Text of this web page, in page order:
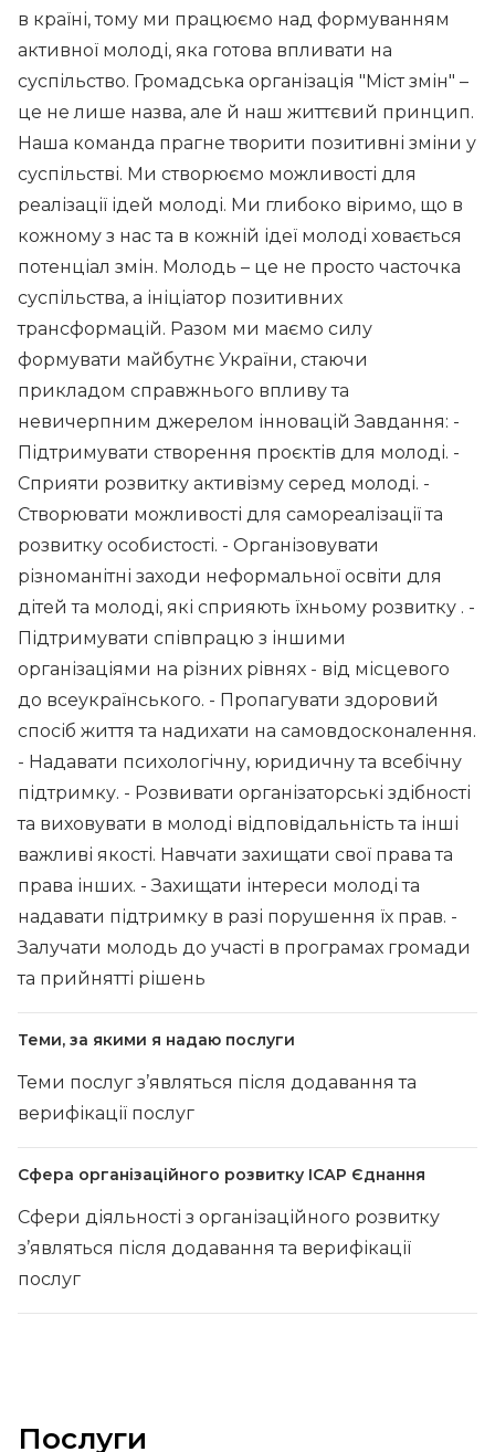
в країні, тому ми працюємо над формуванням
активної молоді, яка готова впливати на
суспільство. Громадська організація "Міст змін" –
це не лише назва, але й наш життєвий принцип.
Наша команда прагне творити позитивні зміни у
суспільстві. Ми створюємо можливості для
реалізації ідей молоді. Ми глибоко віримо, що в
кожному з нас та в кожній ідеї молоді ховається
потенціал змін. Молодь – це не просто часточка
суспільства, а ініціатор позитивних
трансформацій. Разом ми маємо силу
формувати майбутнє України, стаючи
прикладом справжнього впливу та
невичерпним джерелом інновацій Завдання: -
Підтримувати створення проєктів для молоді. -
Сприяти розвитку активізму серед молоді. -
Створювати можливості для самореалізації та
розвитку особистості. - Організовувати
різноманітні заходи неформальної освіти для
дітей та молоді, які сприяють їхньому розвитку . -
Підтримувати співпрацю з іншими
організаціями на різних рівнях - від місцевого
до всеукраїнського. - Пропагувати здоровий
спосіб життя та надихати на самовдосконалення.
- Надавати психологічну, юридичну та всебічну
підтримку. - Розвивати організаторські здібності
та виховувати в молоді відповідальність та інші
важливі якості. Навчати захищати свої права та
права інших. - Захищати інтереси молоді та
надавати підтримку в разі порушення їх прав. -
Залучати молодь до участі в програмах громади
та прийнятті рішень
Теми, за якими я надаю послуги
Теми послуг з’являться після додавання та
верифікації послуг
Сфера організаційного розвитку ІСАР Єднання
Сфери діяльності з організаційного розвитку
з’являться після додавання та верифікації
послуг
Послуги